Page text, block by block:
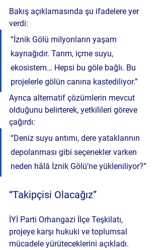
Bakış açıklamasında şu ifadelere yer
verdi:
“İznik Gölü milyonların yaşam
kaynağıdır. Tarım, içme suyu,
ekosistem… Hepsi bu göle bağlı. Bu
projelerle gölün canına kastediliyor.”
Ayrıca alternatif çözümlerin mevcut
olduğunu belirterek, yetkilileri göreve
çağırdı:
“Deniz suyu arıtımı, dere yataklarının
depolanması gibi seçenekler varken
neden hâlâ İznik Gölü’ne yükleniliyor?”
“Takipçisi Olacağız”
İYİ Parti Orhangazi İlçe Teşkilatı,
projeye karşı hukuki ve toplumsal
mücadele yürüteceklerini açıkladı.